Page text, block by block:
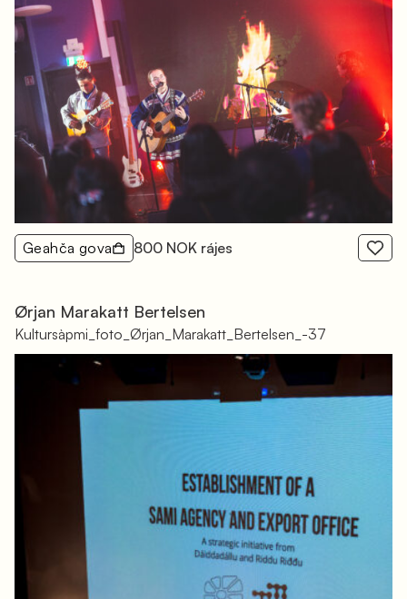
Geahča gova 800 NOK rájes
Ørjan Marakatt Bertelsen
Kultursàpmi_foto_Ørjan_Marakatt_Bertelsen_-37